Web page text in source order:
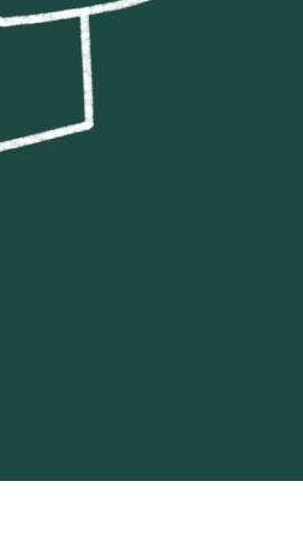
accompagnée